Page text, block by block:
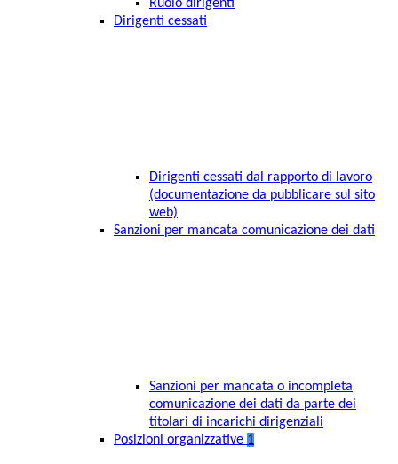
Ruolo dirigenti
Dirigenti cessati
Dirigenti cessati dal rapporto di lavoro
(documentazione da pubblicare sul sito
web)
Sanzioni per mancata comunicazione dei dati
Sanzioni per mancata o incompleta
comunicazione dei dati da parte dei
titolari di incarichi dirigenziali
Posizioni organizzative 1